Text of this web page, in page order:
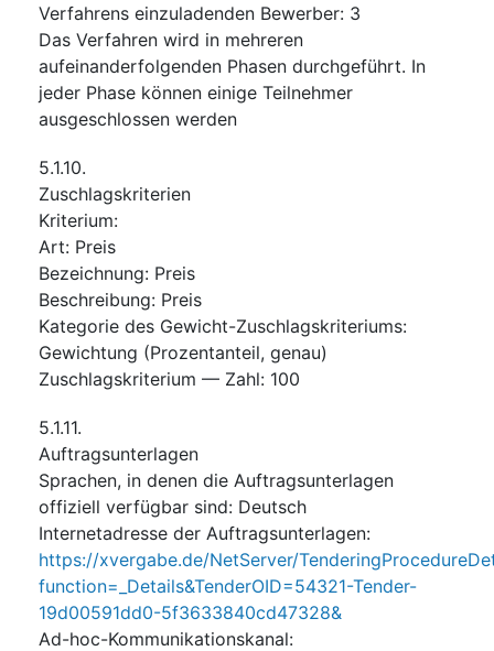
Verfahrens einzuladenden Bewerber: 3
Das Verfahren wird in mehreren
aufeinanderfolgenden Phasen durchgeführt. In
jeder Phase können einige Teilnehmer
ausgeschlossen werden
5.1.10.
Zuschlagskriterien
Kriterium:
Art: Preis
Bezeichnung: Preis
Beschreibung: Preis
Kategorie des Gewicht-Zuschlagskriteriums:
Gewichtung (Prozentanteil, genau)
Zuschlagskriterium — Zahl: 100
5.1.11.
Auftragsunterlagen
Sprachen, in denen die Auftragsunterlagen
offiziell verfügbar sind: Deutsch
Internetadresse der Auftragsunterlagen:
https://xvergabe.de/NetServer/
function=_Details&TenderOID=54321-Tender-
19d00591dd0-5f3633840cd47328&
Ad-hoc-Kommunikationskanal: